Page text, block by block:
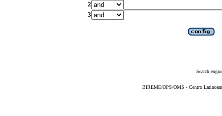
2
3
Search
BIREME/OPS/OMS - Centro